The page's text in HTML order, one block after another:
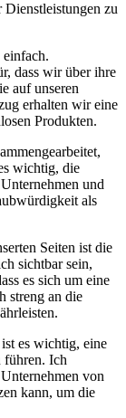
Dienstleistungen​ zu
dass wir über ihre
auf⁣ unseren
erhalten wir ​eine‍
Produkten.
wichtig, die
‍und
als⁢
⁤Seiten ist die
sichtbar sein,
es sich um eine
streng an die
es wichtig, eine
führen.‍ Ich
von
kann, um die